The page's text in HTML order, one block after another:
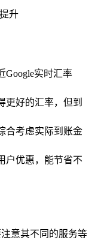
升
Google实时汇率
更好的汇率，但到
合考虑实际到账金
户优惠，能节省不
意其不同的服务等